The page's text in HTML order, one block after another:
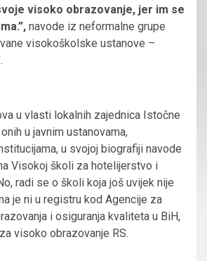
visoko obrazovanje, jer im se
navode iz neformalne grupe
visokoškolske ustanove –
u vlasti lokalnih zajednica Istočne
u javnim ustanovama,
u svojoj biografiji navode
Visokoj školi za hotelijerstvo i
radi se o školi koja još uvijek nije
je ni u registru kod Agencije za
i osiguranja kvaliteta u BiH,
visoko obrazovanje RS.